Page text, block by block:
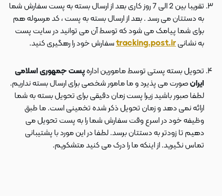
تقریبا بین 2 الی 7 روز کاری بعد از ارسال بسته به پست سفارش شما
به دستتان می رسد . بعد از ارسال بسته به پست ، کد مرسوله هم
برای شما پیامک می شود که توسط آن می توانید در سایت پست
به نشانیtracking.post.irسفارش خود را رهگیری کنید.
تحویل بسته پستی توسط مامورین ادارهپست جمهوری اسلامی
ایرانصورت می پذیرد و ما مامور شخصی برای ارسال بسته نداریم.
لطفا صبور باشید زیرا پست زمان دقیقی برای تحویل بسته به شما
ارائه نمی دهد و زمان تحویل ذکر شده تخمینی است. ما طبق
وظیفه خود در اسرع وقت سفارش شما را به پست تحویل می
دهیم تا زودتر به دستتان برسد. لطفا در این مورد با پشتیبانی
تماس نگیرید. از اینکه ما را درک می کنید متشکریم.